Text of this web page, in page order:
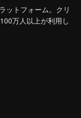
ットフォーム。クリ
万人以上が利用し